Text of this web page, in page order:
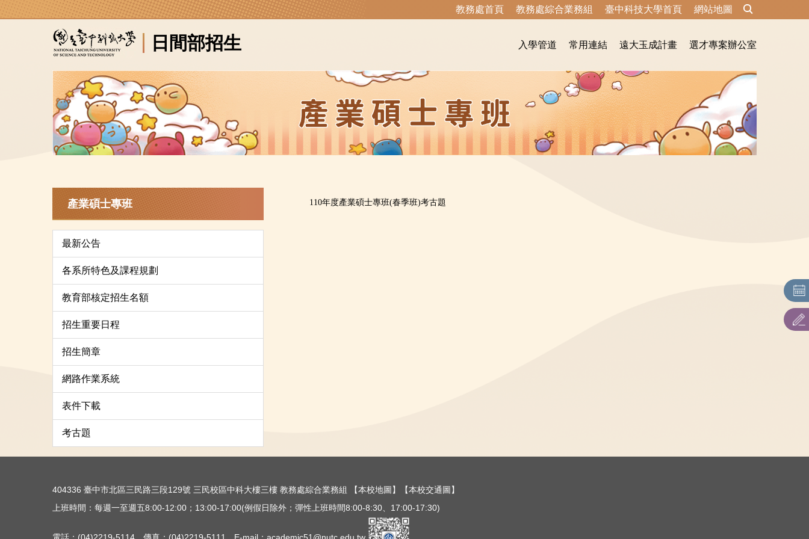
跳
日間部招生
教務處首頁 教務處綜合業務組 臺中科技大學首頁 網站地圖
入學管道 常用連結 遠大玉成計畫 選才專案辦公室
產業碩士專班
最新公告
各系所特色及課程規劃
教育部核定招生名額
招生重要日程
招生簡章
網路作業系統
表件下載
考古題
110年度產業碩士專班(春季班)考古題
404336 臺中市北區三民路三段129號 三民校區中科大樓三樓 教務處綜合業務組 【本校地圖】
【本校交通圖】
上班時間：每週一至週五8:00-12:00；13:00-17:00(例假日除外；彈性上班時間8:00-8:30、17:00-17:30)
電話：(04)2219-5114 傳真：(04)2219-5111 E-mail：academic51@nutc.edu.tw